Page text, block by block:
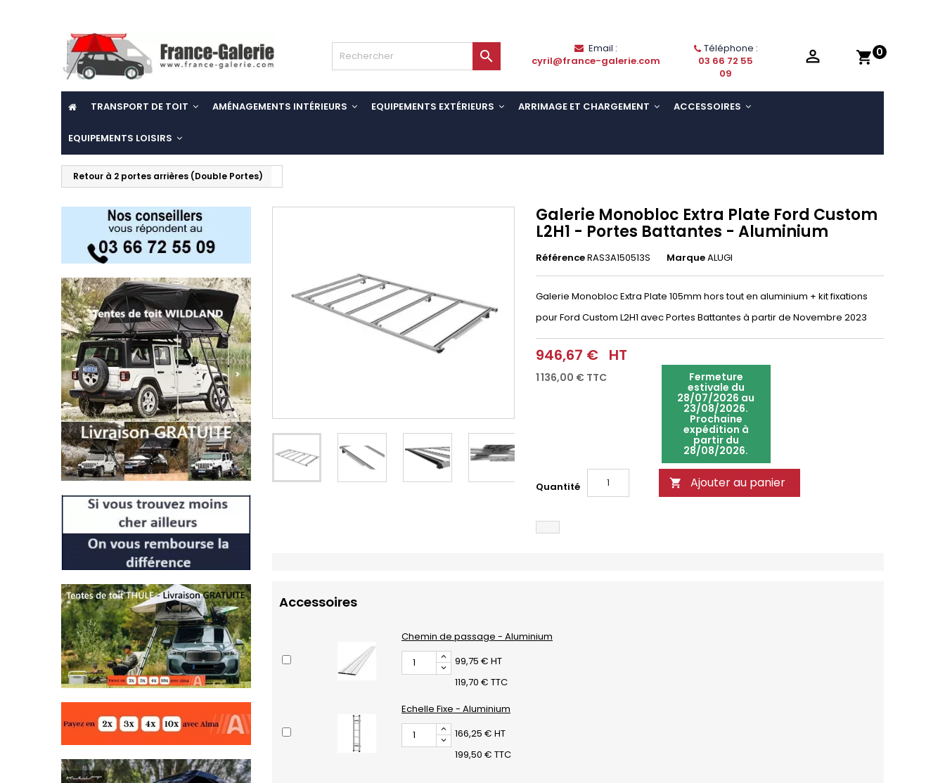
shopping_cart 0

Email :
cyril@france-galerie.com
Téléphone :
03 66 72 55
09

TRANSPORT DE TOIT AMÉNAGEMENTS INTÉRIEURS EQUIPEMENTS EXTÉRIEURS ARRIMAGE ET CHARGEMENT ACCESSOIRES
EQUIPEMENTS LOISIRS
Retour à 2 portes arrières (Double Portes)
Galerie Monobloc Extra Plate Ford Custom
L2H1 - Portes Battantes - Aluminium
RéférenceRAS3A150513S MarqueALUGI
Galerie Monobloc Extra Plate 105mm hors tout en aluminium + kit fixations
pour Ford Custom L2H1 avec Portes Battantes à partir de Novembre 2023
946,67 € HT
1 136,00 € TTC Fermeture
estivale du
28/07/2026 au
23/08/2026.
Prochaine
expédition à
partir du
28/08/2026.
Quantité  Ajouter au panier
Accessoires
Chemin de passage - Aluminium
99,75 € HT
119,70 € TTC
Echelle Fixe - Aluminium
166,25 € HT
199,50 € TTC